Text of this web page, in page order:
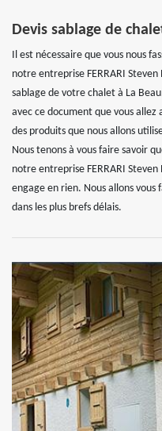
Devis sablage de
Il est nécessaire que vous nous
notre entreprise FERRARI
sablage de votre chalet à La
avec ce document que vous allez
des produits que nous allons
Nous tenons à vous faire savoir
notre entreprise FERRARI
engage en rien. Nous allons
dans les plus brefs délais.